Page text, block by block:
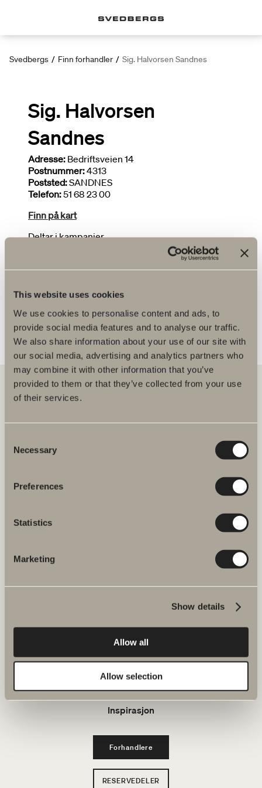
This website uses cookies
We use cookies to personalise content and ads, to
provide social media features and to analyse our traffic.
We also share information about your use of our site with
our social media, advertising and analytics partners who
may combine it with other information that you’ve
provided to them or that they’ve collected from your use
of their services.
Selection
Necessary
Preferences
Statistics
Marketing
Show details
Allow all
Allow selection
Svedbergs / Finn forhandler / Sig. Halvorsen Sandnes
Sig. Halvorsen
Sandnes
Adresse: Bedriftsveien 14
Postnummer:4313
Poststed:SANDNES
Telefon:51 68 23 00
Finn på kart
Deltar i kampanjer
servanter og blandebatterier til dusjer, badekar, håndkletørkere og
SE 514 60 Dalstorp, Sverige
E-post: kundeservice@svedbergs.no
Serier
Tegneverktøy
Bærekraft
Inspirasjon
Forhandlere
RESERVEDELER